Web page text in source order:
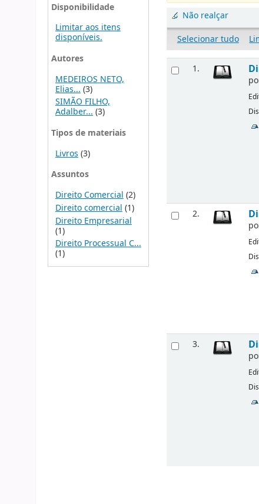
Disponibilidade
Limitar aos itens
disponíveis.
Autores
MEDEIROS NETO,
Elias... (3)
SIMÃO FILHO,
Adalber...(3)
Tipos de materiais
Livros (3)
Assuntos
Direito Comercial (2)
Direito comercial (1)
Direito Empresarial
(1)
Direito Processual C...
(1)
Não realçar
Selecionar tudo
1.
2.
3.